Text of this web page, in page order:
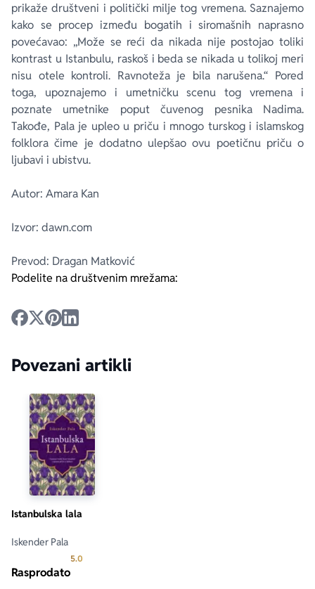
prikaže društveni i politički milje tog vremena. Saznajemo
kako se procep između bogatih i siromašnih naprasno
povećavao: „Može se reći da nikada nije postojao toliki
kontrast u Istanbulu, raskoš i beda se nikada u tolikoj meri
nisu otele kontroli. Ravnoteža je bila narušena.“ Pored
toga, upoznajemo i umetničku scenu tog vremena i
poznate umetnike poput čuvenog pesnika Nadima.
Takođe, Pala je upleo u priču i mnogo turskog i islamskog
folklora čime je dodatno ulepšao ovu poetičnu priču o
ljubavi i ubistvu.
Autor: Amara Kan
Izvor: dawn.com
Prevod: Dragan Matković
Podelite na društvenim mrežama:
Povezani artikli
Istanbulska lala
Iskender Pala
5.0
Rasprodato